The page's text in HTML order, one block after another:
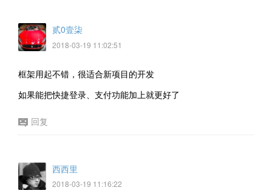
贰0壹柒
2018-03-19 11:02:51
框架用起不错，很适合新项目的开发
如果能把快捷登录、支付功能加上就更好了
回复
西西里
2018-03-19 11:16:22